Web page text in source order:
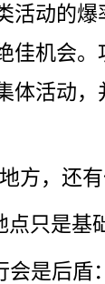
活动的
佳机会
体活动
方，还
点只是基
会是后盾